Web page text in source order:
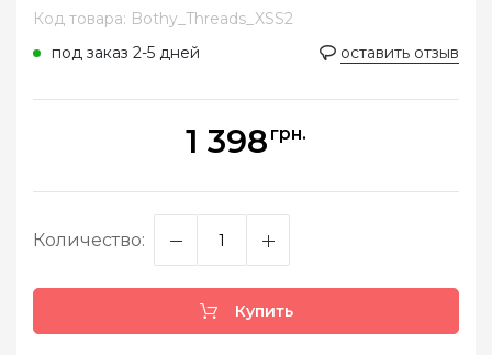
Код товара: Bothy_Threads_XSS2
под заказ 2-5 дней
оставить отзыв
1 398 грн.
Количество:
Купить